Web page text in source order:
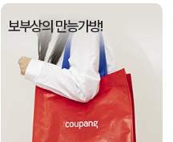
보부상의 만능가방!